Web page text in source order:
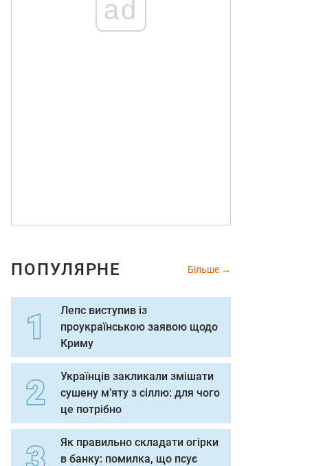
ad
ПОПУЛЯРНЕ Більше
Лепс виступив із
проукраїнською заявою щодо
Криму
Українців закликали змішати
сушену м’яту з сіллю: для чого
це потрібно
Як правильно складати огірки
в банку: помилка, що псує